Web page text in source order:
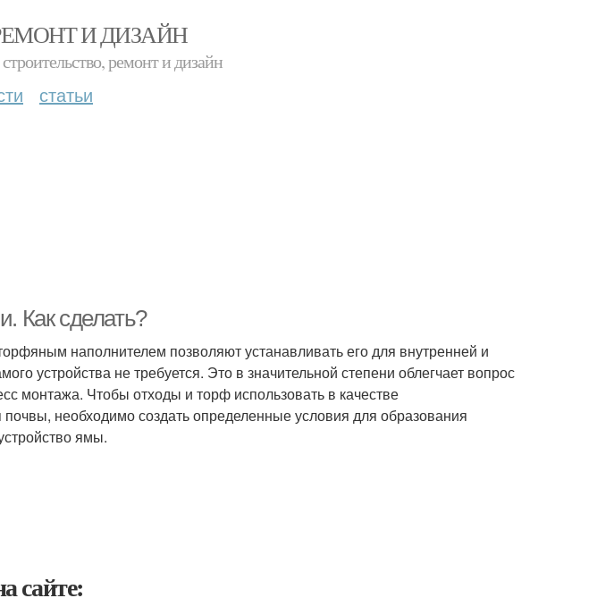
И ДИЗАЙН
ремонт и дизайн
статьи
Как сделать?
наполнителем позволяют устанавливать его для внутренней и
устройства не требуется. Это в значительной степени облегчает вопрос
монтажа. Чтобы отходы и торф использовать в качестве
почвы, необходимо создать определенные условия для образования
ямы.
сайте: